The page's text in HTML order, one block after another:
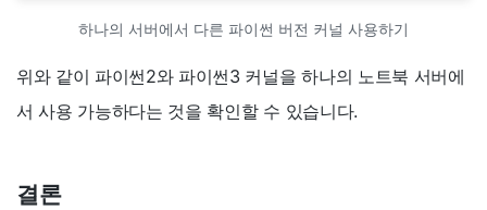
하나의 서버에서 다른 파이썬 버전 커널 사용하기
위와 같이 파이썬2와 파이썬3 커널을 하나의 노트북 서버에
서 사용 가능하다는 것을 확인할 수 있습니다.
결론